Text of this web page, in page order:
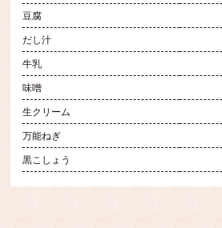
豆腐
だし汁
牛乳
味噌
生クリーム
万能ねぎ
黒こしょう